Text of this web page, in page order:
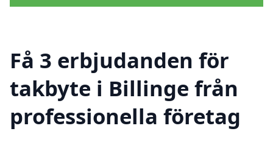
Få 3 erbjudanden för
takbyte i Billinge från
professionella företag